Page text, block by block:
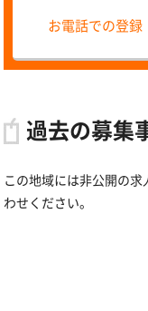
お電話での登録
過去の募集
この地域には非公開の
わせください。